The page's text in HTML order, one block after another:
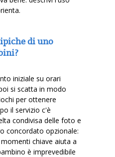
di uno
iniziale su orari
si scatta in modo
per ottenere
il servizio c'è
condivisa delle foto e
concordato opzionale:
chiave aiuta a
è imprevedibile